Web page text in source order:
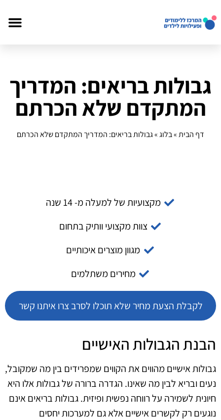
גבולות בריאים: המדריך
המתקדם שלא הכרתם
דף הבית»בלוג»גבולות בריאים: המדריך המתקדם שלא הכרתם
מקצועיות של למעלה מ- 14 שנה
צוות מקצועי וותיק בתחום
מגוון מוצרים איכותיים
מחירים משתלמים
לקבלת הצעת מחיר שלא תוכלו לסרב צרו איתנו קשר
הבנת הגבולות האישיים
גבולות אישיים מהווים את הקווים שמפרידים בין מה שמקובל,
נעים ובריא לבין מה שאינו. הגדרה ברורה של גבולות אלו היא
חיונית לשמירה על רווחה נפשית ופיזית. גבולות בריאים אינם
נוגעים רק לקשרים אישיים אלא גם למערכות יחסים